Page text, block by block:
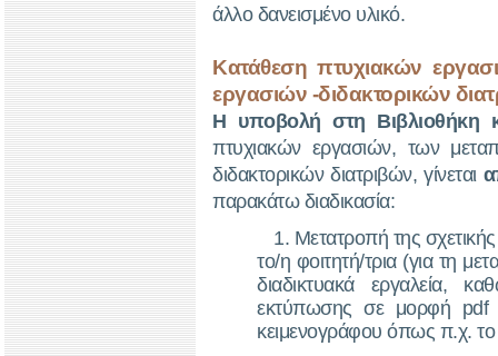
άλλο δανεισμένο υλικό.
Κατάθεση πτυχιακών
εργασιών -διδακτορικών
Η υποβολή στη Βιβλιοθήκη
πτυχιακών εργασιών, των
διδακτορικών διατριβών, γίνεται
παρακάτω διαδικασία:
1. Μετατροπή της
το/η φοιτητή/τρια (για τη
διαδικτυακά εργαλεία,
εκτύπωσης σε μορφή pdf
κειμενογράφου όπως π.χ.